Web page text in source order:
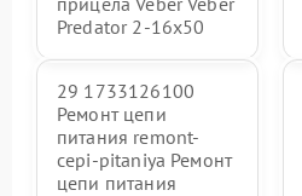
Predator 2-16x50
29 1733126100
Ремонт цепи
питания remont-
cepi-pitaniya Ремонт
цепи питания